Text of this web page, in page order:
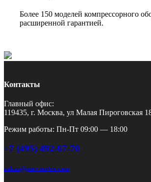
Более 150 моделей компрессорного
расширенной гарантией.
Контакты
Главный офис:
119435, г. Москва, ул Малая Пироговская
Режим работы: Пн-Пт 09:00 — 18:00
+7 (495) 492-67-70
zakaz@pnevmotex.com